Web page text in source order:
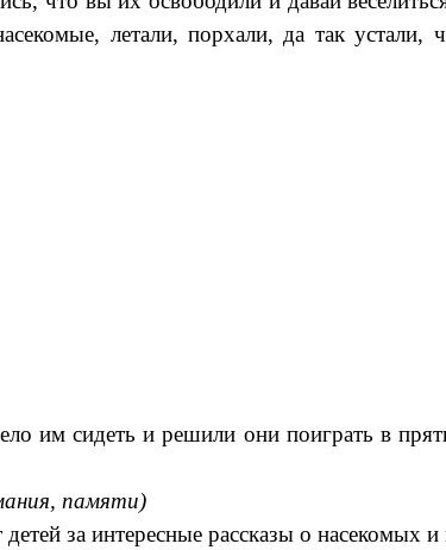
летали, порхали, да так
им сидеть и решили они поиграть в
памяти)
за интересные рассказы о насекомых